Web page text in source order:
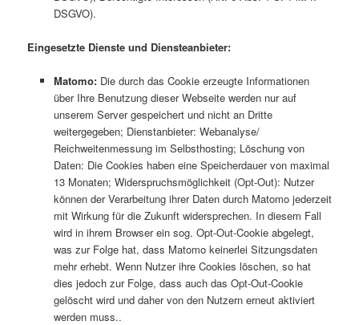
DSGVO).
Eingesetzte Dienste und Diensteanbieter:
Matomo:Die durch das Cookie erzeugte Informationen
über Ihre Benutzung dieser Webseite werden nur auf
unserem Server gespeichert und nicht an Dritte
weitergegeben; Dienstanbieter: Webanalyse/
Reichweitenmessung im Selbsthosting; Löschung von
Daten: Die Cookies haben eine Speicherdauer von maximal
13 Monaten; Widerspruchsmöglichkeit (Opt-Out): Nutzer
können der Verarbeitung ihrer Daten durch Matomo jederzeit
mit Wirkung für die Zukunft widersprechen. In diesem Fall
wird in ihrem Browser ein sog. Opt-Out-Cookie abgelegt,
was zur Folge hat, dass Matomo keinerlei Sitzungsdaten
mehr erhebt. Wenn Nutzer ihre Cookies löschen, so hat
dies jedoch zur Folge, dass auch das Opt-Out-Cookie
gelöscht wird und daher von den Nutzern erneut aktiviert
werden muss..